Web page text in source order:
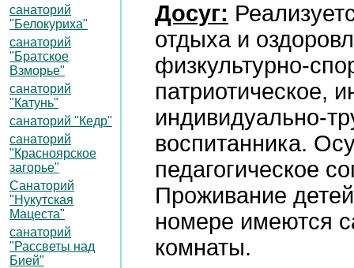
Досуг:
отдыха и
физкультурно-
патриотическое,
индивидуально-
воспитанника.
педагогическое
Проживание
номере имеются
комнаты.
санаторий
"Белокуриха"
санаторий
"Братское
Взморье"
санаторий
"Катунь"
санаторий "Кедр"
санаторий
"Красноярское
загорье"
Санаторий
"Нукутская
Мацеста"
санаторий
"Рассветы над
Бией"